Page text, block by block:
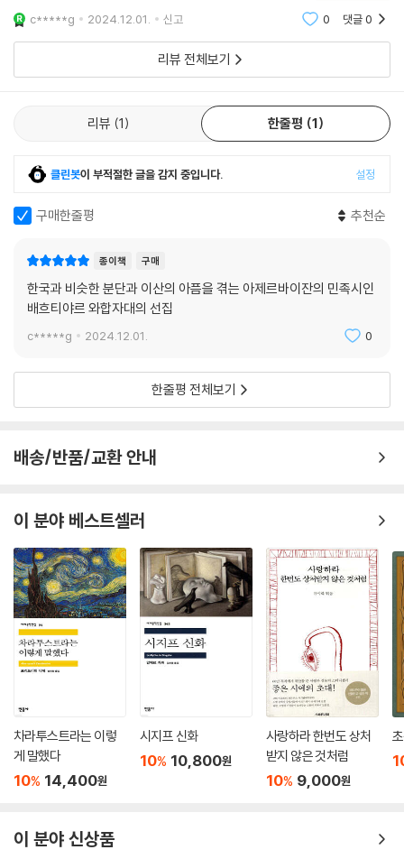
우주적이고 보편적이다.” _칭기즈 아이트마토프(소설가)
와합자대는 대부분의 작품에서 ‘민족의 분단과 통일, 억압된 현실’을 주요
주제로 다루었으나, 독립 이후 그의 시 세계는 인간의 근원적 삶과 본질에
자대의 시는 철학적이며 사색적이다. 시인은 「다채로운 꽃」 「인간 그리고
시간」 그리고 「그리움의 시(詩)」와 같은 연작시들에서 인간의 근원적 고뇌
와 고통을 휴머니즘을 바탕으로 깊이 고찰한다. 「뭔가 부족해」 「나는 나 자
신을 부인한다」에는 공허한 내면세계에 대한 탐구, ‘나’를 찾기 위해 던지
는 근원적 질문들이 잘 드러나 있고, 「무엇이든 자신이 되어라」에는 무슨
일이 있어도 인간은 내면의 부름과 양심에 맞게 살아야 한다는 삶의 태도
정에서 자신에게 수많은 질문을 던지며 세상과 화해해간다.
와합자대는 독창적인 시적 사고, 다양성과 창의성으로 아제르바이잔 문단
을 풍요롭게 장식했다. 우리나라에는 지금까지 소개될 기회를 얻지 못했지
품은 세계 20여 개 언어로 번역되었다. 아제르바이잔뿐만 아니라 다른 나
라에서도 시인 와합자대의 작품이 인기를 얻고, 학술 연구 대상으로 가치
간 본성, 독특한 시적 사고를 모두 조화롭게 풀어내기 때문이다.
와합지대는 아제르바이잔을 대표하는 민족시인으로, 외
세로부터의 독립과 해방, 그리고 민족 정체성 확립을 위해
투쟁한 민족해방 운동의 지도자이자 교육자
c*****g 2024.12.01. 신고 0 댓글0
리뷰 전체보기
리뷰 1 한줄평 1
클린봇이 부적절한 글을 감지 중입니다. 설정
구매한줄평 추천순
종이책 구매
한국과 비슷한 분단과 이산의 아픔을 겪는 아제르바이잔의 민족시인
배흐티야르 와합자대의 선집
c*****g 2024.12.01. 0
한줄평 전체보기
배송/반품/교환 안내
이 분야 베스트셀러
차라투스트라는 이렇
게 말했다
10% 14,400원
시지프 신화
10% 10,800원
사랑하라 한번도 상처
받지 않은 것처럼
10% 9,000원
이 분야 신상품